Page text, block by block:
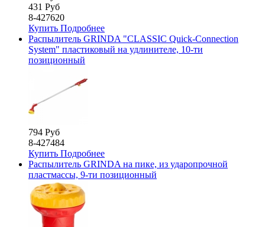
431 Руб
8-427620
Купить Подробнее
Распылитель GRINDA "CLASSIC Quick-Connection
System" пластиковый на удлинителе, 10-ти
позиционный
794 Руб
8-427484
Купить Подробнее
Распылитель GRINDA на пике, из ударопрочной
пластмассы, 9-ти позиционный